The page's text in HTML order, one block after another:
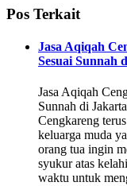
Pos Terkait
Jasa Aqiqah
Sesuai Sunnah
Jasa Aqiqah
Sunnah di
Cengkareng
keluarga muda
orang tua ingin
syukur atas
waktu untuk